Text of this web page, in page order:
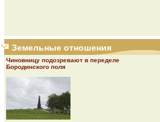
Земельные отношения
Чиновницу подозревают в переделе
Бородинского поля